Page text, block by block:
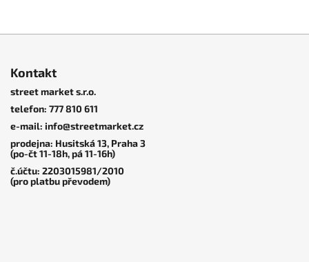
Kontakt
street market s.r.o.
telefon: 777 810 611
e-mail: info@streetmarket.cz
prodejna: Husitská 13, Praha 3
(po-čt 11-18h, pá 11-16h)
č.účtu: 2203015981/2010
(pro platbu převodem)